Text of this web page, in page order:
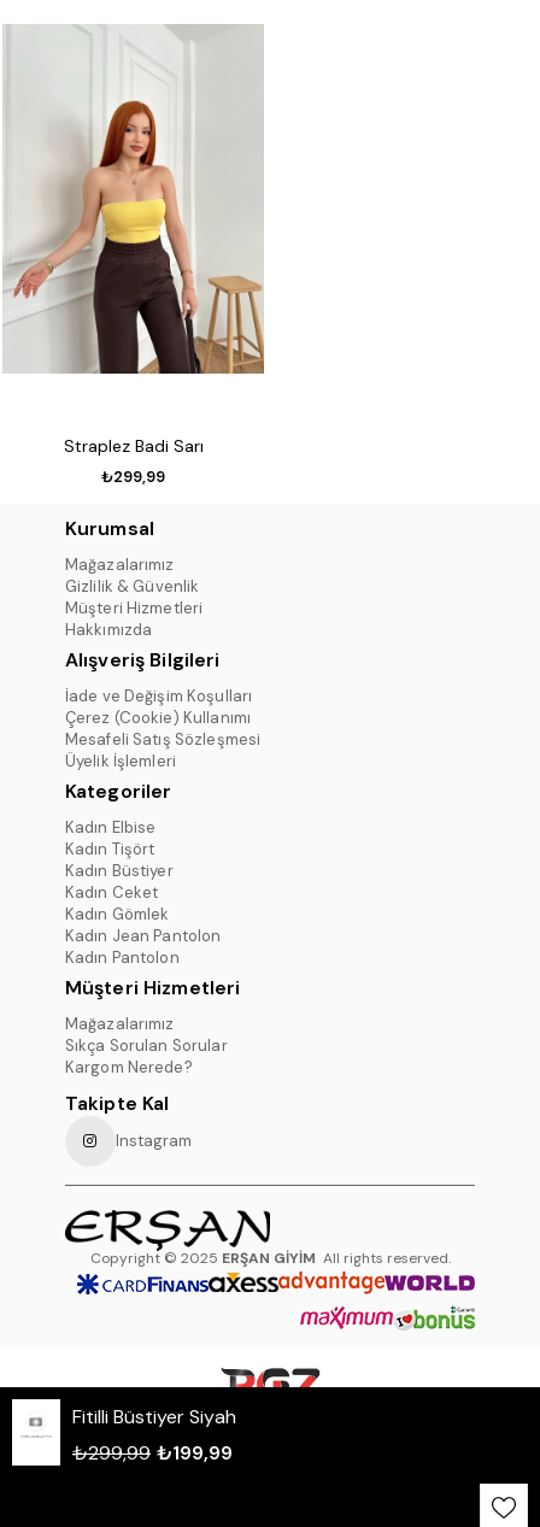
Straplez Badi Sarı
₺299,99
Kurumsal
Mağazalarımız
Gizlilik & Güvenlik
Müşteri Hizmetleri
Hakkımızda
Alışveriş Bilgileri
İade ve Değişim Koşulları
Çerez (Cookie) Kullanımı
Mesafeli Satış Sözleşmesi
Üyelik İşlemleri
Kategoriler
Kadın Elbise
Kadın Tişört
Kadın Büstiyer
Kadın Ceket
Kadın Gömlek
Kadın Jean Pantolon
Kadın Pantolon
Müşteri Hizmetleri
Mağazalarımız
Sıkça Sorulan Sorular
Kargom Nerede?
Takipte Kal
Instagram
Copyright © 2025 ERŞAN GİYİM All rights reserved.
WHATSAPP DESTEK HATTI
Fitilli Büstiyer Siyah
₺299,99 ₺199,99